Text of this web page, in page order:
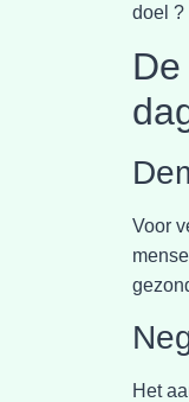
doel ?
Voor
Het